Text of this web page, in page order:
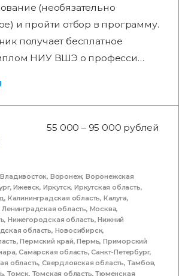
(необязательно
и пройти отбор в программу.
получает бесплатное
НИУ ВШЭ о професси…
55 000 – 95 000 рублей
Владивосток, Воронеж,Воронежская
,Ижевск, Иркутск,Иркутская область,
, Калининградская область, Калуга,
Ленинградская область, Москва,
,Нижегородская область,Нижний
область, Новосибирск,
,Пермский край,Пермь,Приморский
,Самарская область,Санкт-Петербург,
область,Свердловская область, Тамбов,
,Томск, Томская область,Тюменская